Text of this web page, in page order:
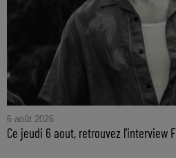
6 août 2026
Ce jeudi 6 aout, retrouvez l'interview